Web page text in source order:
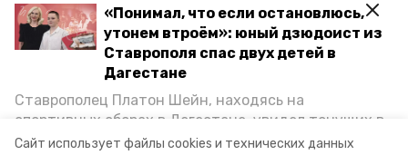
Сайт использует файлы cookies и технических данных
«Понимал, что если остановлюсь,
утонем втроём»: юный дзюдоист из
Ставрополя спас двух детей в
Дагестане
Ставрополец Платон Шейн, находясь на
спортивных сборах в Дегестане, увидел тонущих в
Каспийском море детей и бросился на помощь. По
пособия по
беременности и пенсии
военным
индустрии, новые
штрафы: какие
перемены несёт
ставропольцам
февраль
Все новости